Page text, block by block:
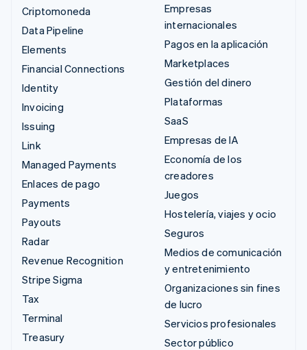
Criptomoneda
Data Pipeline
Elements
Financial Connections
Identity
Invoicing
Issuing
Link
Managed Payments
Enlaces de pago
Payments
Payouts
Radar
Revenue Recognition
Stripe Sigma
Tax
Terminal
Treasury
Empresas
internacionales
Pagos en la aplicación
Marketplaces
Gestión del dinero
Plataformas
SaaS
Empresas de IA
Economía de los
creadores
Juegos
Hostelería, viajes y ocio
Seguros
Medios de comunicación
y entretenimiento
Organizaciones sin fines
de lucro
Servicios profesionales
Sector público